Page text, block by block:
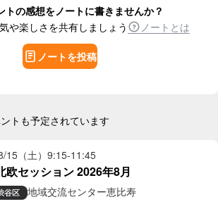
トの感想をノートに書きませんか？
や楽しさを共有しましょう
ノートとは
ノートを投稿
トも予定されています
15（土） 9:15-11:45
欧セッション 2026年8月
谷区 地域交流センター恵比寿